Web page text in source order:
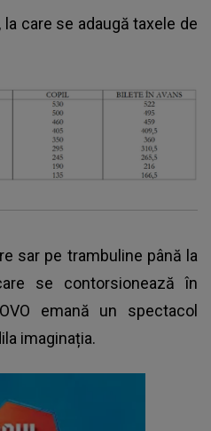
care se adaugă taxele de
sar pe trambuline până la
se contorsionează în
emană un spectacol
imaginația.